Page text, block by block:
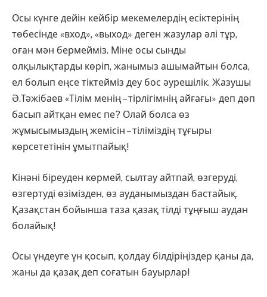
Осы күнге дейін кейбір мекемелердің есіктерінің
төбесінде «вход», «выход» деген жазулар әлі тұр,
оған мән бермейміз. Міне осы сынды
олқылықтарды көріп, жанымыз ашымайтын болса,
ел болып еңсе тіктейміз деу бос әурешілік. Жазушы
Ә.Тәжібаев «Тілім менің – тірлігімнің айғағы» деп дөп
басып айтқан емес пе? Олай болса өз
жұмысымыздың жемісін – тіліміздің тұғыры
көрсететінін ұмытпайық!
Кінәні біреуден көрмей, сылтау айтпай, өзгеруді,
өзгертуді өзімізден, өз ауданымыздан бастайық.
Қазақстан бойынша таза қазақ тілді тұңғыш аудан
болайық!
Осы үндеуге үн қосып, қолдау білдіріңіздер қаны да,
жаны да қазақ деп соғатын бауырлар!